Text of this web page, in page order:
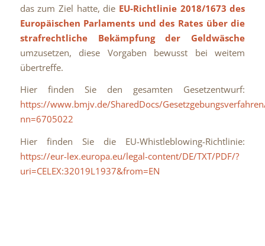
das zum Ziel hatte, die EU-Richtlinie 2018/1673 des
Europäischen Parlaments und des Rates über die
strafrechtliche Bekämpfung der Geldwäsche
umzusetzen, diese Vorgaben bewusst bei weitem
übertreffe.
Hier finden Sie den gesamten Gesetzentwurf:
https://www.bmjv.de/SharedDocs/
nn=6705022
Hier finden Sie die EU-Whistleblowing-Richtlinie:
https://eur-lex.europa.eu/legal-content/DE/TXT/PDF/?
uri=CELEX:32019L1937&from=EN